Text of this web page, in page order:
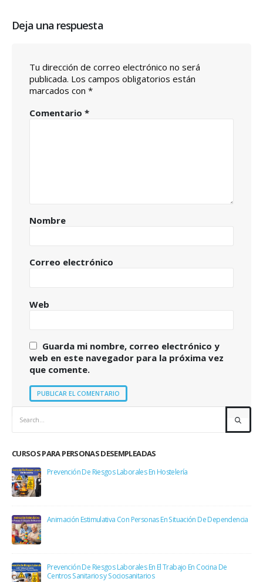
Deja una respuesta
Tu dirección de correo electrónico no será
publicada. Los campos obligatorios están
marcados con *
Comentario *
Nombre
Correo electrónico
Web
Guarda mi nombre, correo electrónico y
web en este navegador para la próxima vez
que comente.
CURSOS PARA PERSONAS DESEMPLEADAS
Prevención De Riesgos Laborales En Hostelería
Animación Estimulativa Con Personas En Situación De Dependencia
Prevención De Riesgos Laborales En El Trabajo En Cocina De
Centros Sanitarios y Sociosanitarios